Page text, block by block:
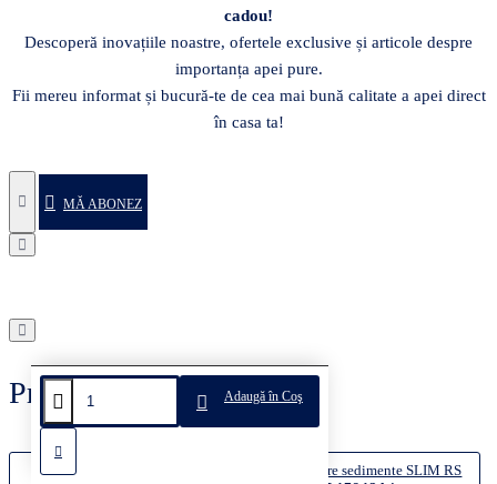
Adaugă în Coş
cadou!
Descoperă inovațiile noastre, ofertele exclusive și articole despre
importanța apei pure.
Fii mereu informat și bucură-te de cea mai bună calitate a apei direct
în casa ta!
MĂ ABONEZ
Produse recent vizualizate
Cartus dedurizare si filtrare sedimente SLIM RS